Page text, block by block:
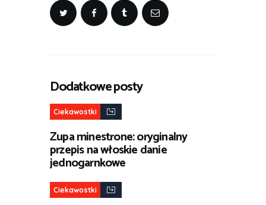
Dodatkowe posty
Ciekawostki
Zupa minestrone: oryginalny
przepis na włoskie danie
jednogarnkowe
Ciekawostki